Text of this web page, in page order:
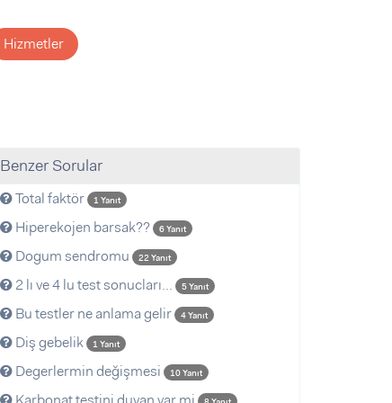
Hizmetler
Benzer Sorular
Total faktör 1 Yanıt
Hiperekojen barsak?? 6 Yanıt
Dogum sendromu 22 Yanıt
2 lı ve 4 lu test sonucları... 5 Yanıt
Bu testler ne anlama gelir 4 Yanıt
Diş gebelik 1 Yanıt
Degerlermin değişmesi 10 Yanıt